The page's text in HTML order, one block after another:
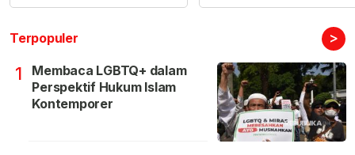
Terpopuler >
1
Membaca LGBTQ+ dalam
Perspektif Hukum Islam
Kontemporer